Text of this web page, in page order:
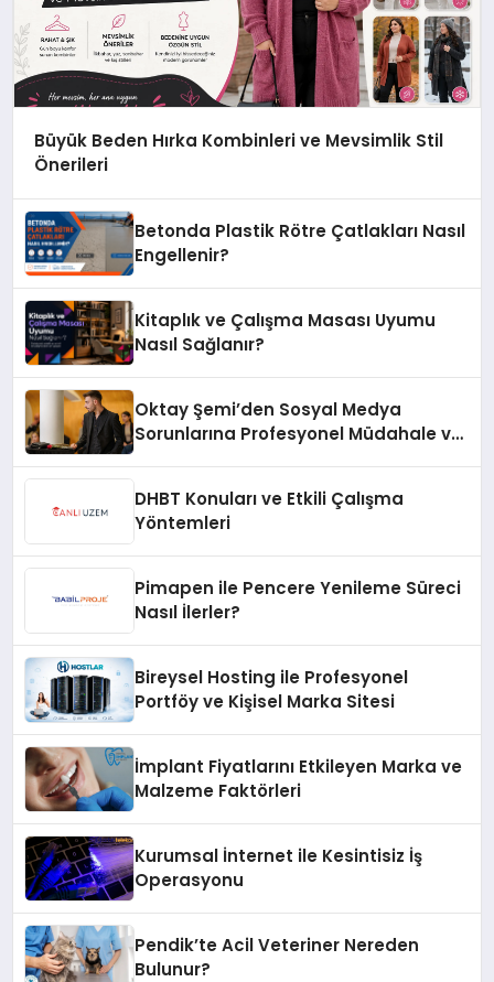
Büyük Beden Hırka Kombinleri ve Mevsimlik Stil
Önerileri
Betonda Plastik Rötre Çatlakları Nasıl
Engellenir?
Kitaplık ve Çalışma Masası Uyumu
Nasıl Sağlanır?
Oktay Şemi’den Sosyal Medya
Sorunlarına Profesyonel Müdahale ve
DHBT Konuları ve Etkili Çalışma
Yöntemleri
Pimapen ile Pencere Yenileme Süreci
Nasıl İlerler?
Bireysel Hosting ile Profesyonel
Portföy ve Kişisel Marka Sitesi
İmplant Fiyatlarını Etkileyen Marka ve
Malzeme Faktörleri
Kurumsal İnternet ile Kesintisiz İş
Operasyonu
Pendik’te Acil Veteriner Nereden
Bulunur?